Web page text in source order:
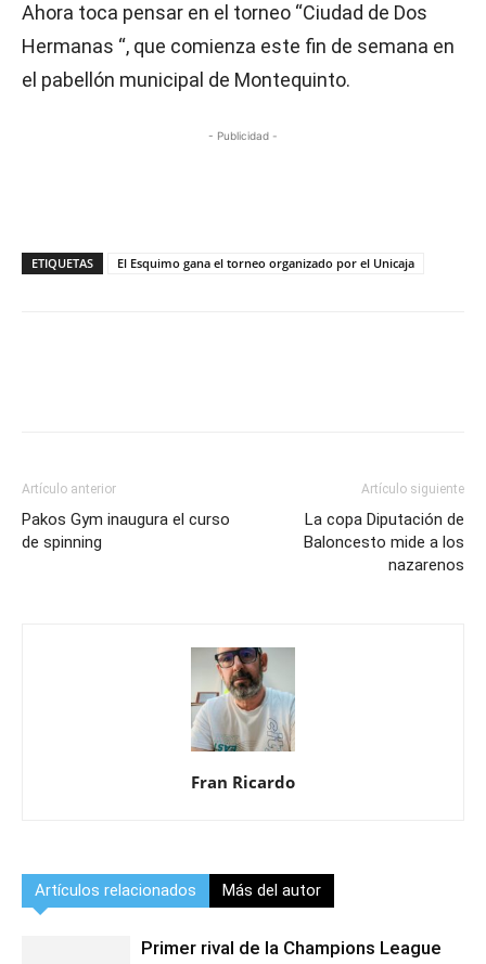
Ahora toca pensar en el torneo “Ciudad de Dos
Hermanas “, que comienza este fin de semana en
el pabellón municipal de Montequinto.
- Publicidad -
ETIQUETAS El Esquimo gana el torneo organizado por el Unicaja
Artículo anterior
Pakos Gym inaugura el curso
de spinning
Artículo siguiente
La copa Diputación de
Baloncesto mide a los
nazarenos
Fran Ricardo
Artículos relacionados Más del autor
Primer rival de la Champions League